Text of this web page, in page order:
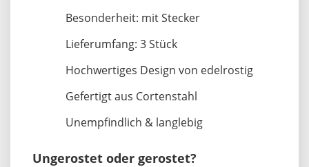
Besonderheit: mit Stecker
Lieferumfang: 3 Stück
Hochwertiges Design von edelrostig
Gefertigt aus Cortenstahl
Unempfindlich & langlebig
Ungerostet oder gerostet?